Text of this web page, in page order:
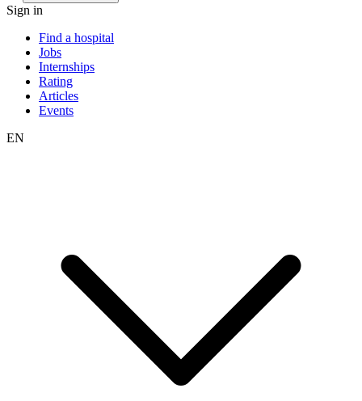
Sign in
Find a hospital
Jobs
Internships
Rating
Articles
Events
EN